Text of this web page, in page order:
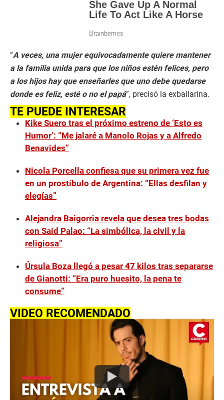
“A veces, una mujer equivocadamente quiere mantener
a la familia unida para que los niños estén felices, pero
a los hijos hay que enseñarles que uno debe quedarse
donde es feliz, esté o no el papá”, precisó la exbailarina.
TE PUEDE INTERESAR
Kike Suero tras el próximo estreno de ‘Esto es
Humor’: “Me jalaré a Manolo Rojas y a Alfredo
Benavides”
Nicola Porcella confiesa que su primera vez fue
en un prostíbulo de Argentina: “Ellas desfilan y
elegías”
Alejandra Baigorria revela que desea tres bodas
con Said Palao: “La simbólica, la civil y la
religiosa”
Úrsula Boza llegó a pesar 47 kilos tras separarse
de Gianotti: “Era puro huesito, la pena te
consume”
VIDEO RECOMENDADO